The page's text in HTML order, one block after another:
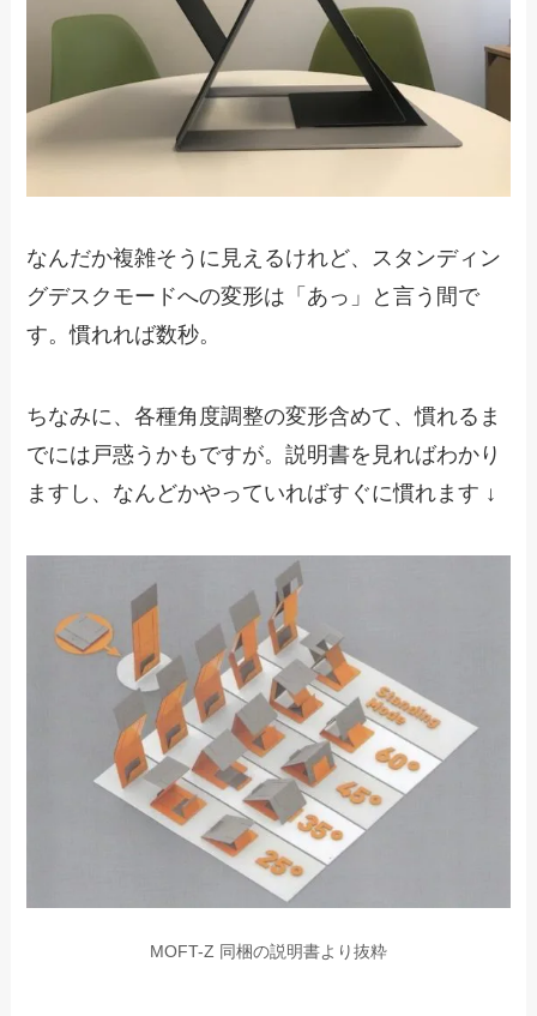
なんだか複雑そうに見えるけれど、スタンディン
グデスクモードへの変形は「あっ」と言う間で
す。慣れれば数秒。
ちなみに、各種角度調整の変形含めて、慣れるま
でには戸惑うかもですが。説明書を見ればわかり
ますし、なんどかやっていればすぐに慣れます ↓
MOFT-Z 同梱の説明書より抜粋